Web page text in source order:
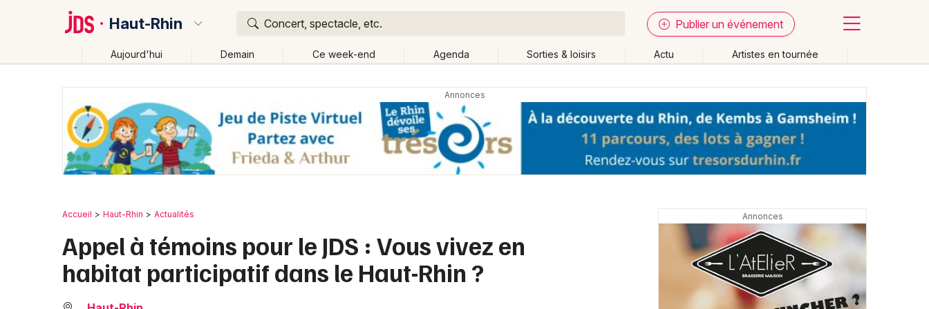
Haut-Rhin Concert, spectacle, etc. Publier un événement
Aujourd'hui Demain Ce week-end Agenda Sorties & loisirs Actu Artistes en tournée
Publier un événement
Grands événements
Manifestations
Foires & salons
Bordeaux
Accueil Haut-Rhin Actualités
Appel à témoins pour le JDS : Vous vivez en
habitat participatif dans le Haut-Rhin ?
Où ?
Haut-Rhin (68) Alsace Partout Près de moi Changer de lieu
Quand ? Effacer les dates
Aujourd'hui Demain Ce week-end Autre